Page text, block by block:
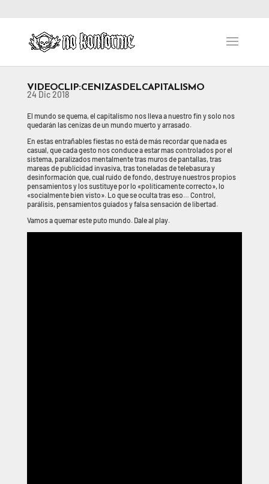
VIDEOCLIP: CENIZAS DEL CAPITALISMO
24 Dic 2018
El mundo se quema, el capitalismo nos lleva a nuestro fin y solo nos
quedarán las cenizas de un mundo muerto y arrasado.
En estas entrañables fiestas no está de más recordar que nada es
casual, que cada gesto nos conduce a estar mas controlados por el
sistema, paralizados mentalmente tras muros de pantallas, tras
mareas de publicidad invasiva, tras toneladas de telebasura y
desinformación que, cual ruido de fondo, destruye nuestros propios
pensamientos y los sustituye por lo «políticamente correcto», lo
«socialmente bien visto». Lo que se oculta tras eso… Control,
parálisis, pensamientos guiados y falsa sensación de libertad.
Vamos a quemar este puto mundo. Dale al play.